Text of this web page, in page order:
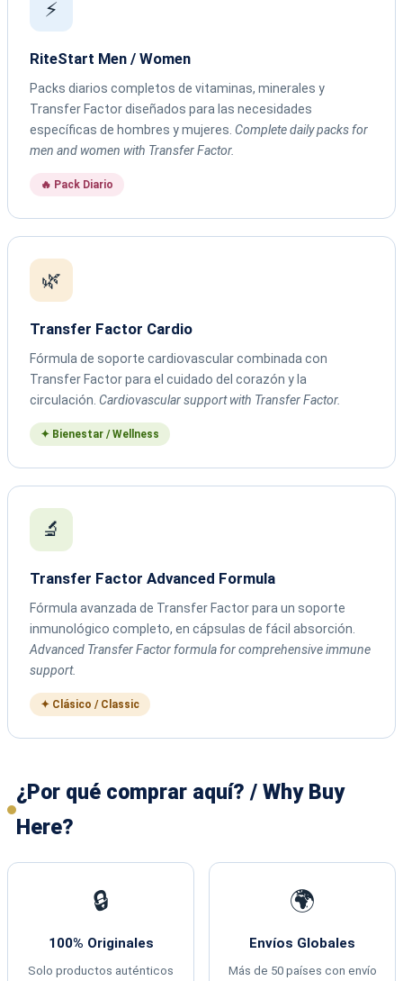
⚡
RiteStart Men / Women
Packs diarios completos de vitaminas, minerales y
Transfer Factor diseñados para las necesidades
específicas de hombres y mujeres. Complete daily packs for
men and women with Transfer Factor.
🔥 Pack Diario
🌿
Transfer Factor Cardio
Fórmula de soporte cardiovascular combinada con
Transfer Factor para el cuidado del corazón y la
circulación. Cardiovascular support with Transfer Factor.
✦ Bienestar / Wellness
🔬
Transfer Factor Advanced Formula
Fórmula avanzada de Transfer Factor para un soporte
inmunológico completo, en cápsulas de fácil absorción.
Advanced Transfer Factor formula for comprehensive immune
support.
✦ Clásico / Classic
¿Por qué comprar aquí? / Why Buy
Here?
🔒
100% Originales
Solo productos auténticos
🌍
Envíos Globales
Más de 50 países con envío